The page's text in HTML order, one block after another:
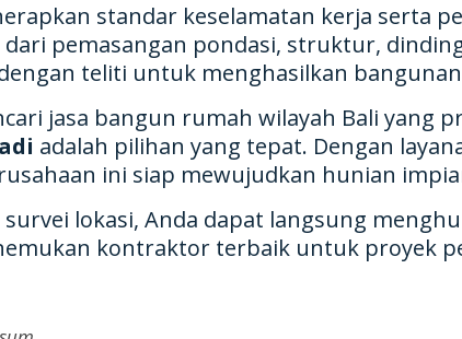
standar keselamatan kerja serta
pemasangan pondasi, struktur,
teliti untuk menghasilkan
jasa bangun rumah wilayah Bali yang
adalah pilihan yang tepat. Dengan
ini siap mewujudkan hunian
lokasi, Anda dapat langsung
kontraktor terbaik untuk proyek